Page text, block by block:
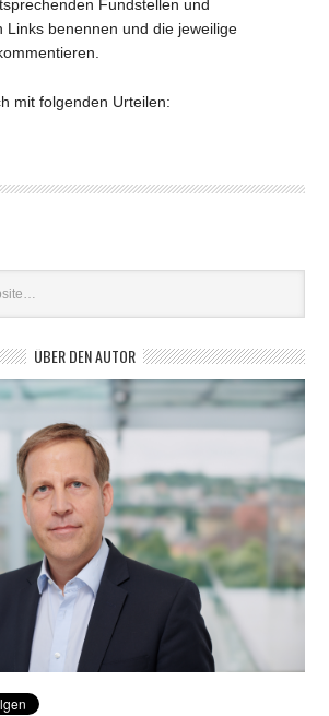
Fundstellen und
Links benennen und die jeweilige
mit folgenden Urteilen:
ÜBER DEN AUTOR